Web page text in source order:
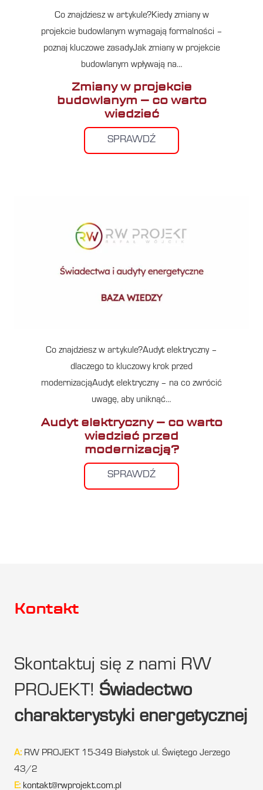
Co znajdziesz w artykule?Kiedy zmiany w
projekcie budowlanym wymagają formalności –
poznaj kluczowe zasadyJak zmiany w projekcie
budowlanym wpływają na…
Zmiany w projekcie
budowlanym – co warto
wiedzieć
SPRAWDŹ
Co znajdziesz w artykule?Audyt elektryczny –
dlaczego to kluczowy krok przed
modernizacjąAudyt elektryczny – na co zwrócić
uwagę, aby uniknąć…
Audyt elektryczny – co warto
wiedzieć przed
modernizacją?
SPRAWDŹ
Kontakt
Skontaktuj się z nami RW
PROJEKT! Świadectwo
charakterystyki energetycznej
A: RW PROJEKT 15-349 Białystok ul. Świętego Jerzego
43/2
E: kontakt@rwprojekt.com.pl